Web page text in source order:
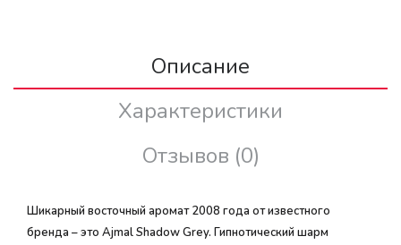
Описание
Характеристики
Отзывов (0)
Шикарный восточный аромат 2008 года от известного
бренда – это Ajmal Shadow Grey. Гипнотический шарм